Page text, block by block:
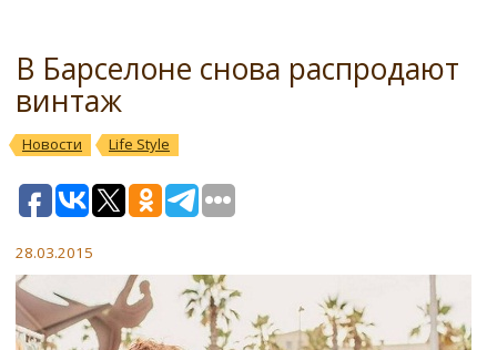
В Барселоне снова распродают
винтаж
Новости Life Style
28.03.2015